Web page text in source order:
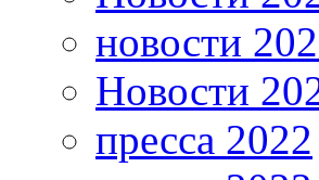
новости
Новости
пресса 2022